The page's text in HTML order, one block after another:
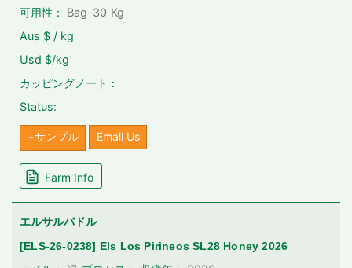
可用性：
Bag-30 Kg
Aus $ / kg
Usd $/kg
カッピングノート：
Status:
+サンプル Email Us
Farm Info
エルサルバドル
[ELS-26-0238] Els Los Pirineos SL28 Honey 2026